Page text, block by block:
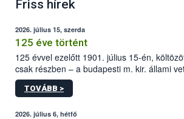
Friss hírek
2026. július 15, szerda
125 éve történt
125 évvel ezelőtt 1901. július 15-én,
csak részben – a budapesti m. kir. állami
állomás a Kis Rókus utca 15. szám alatti,
tervezett új épületébe.
TOVÁBB >
2026. július 6, hétfő